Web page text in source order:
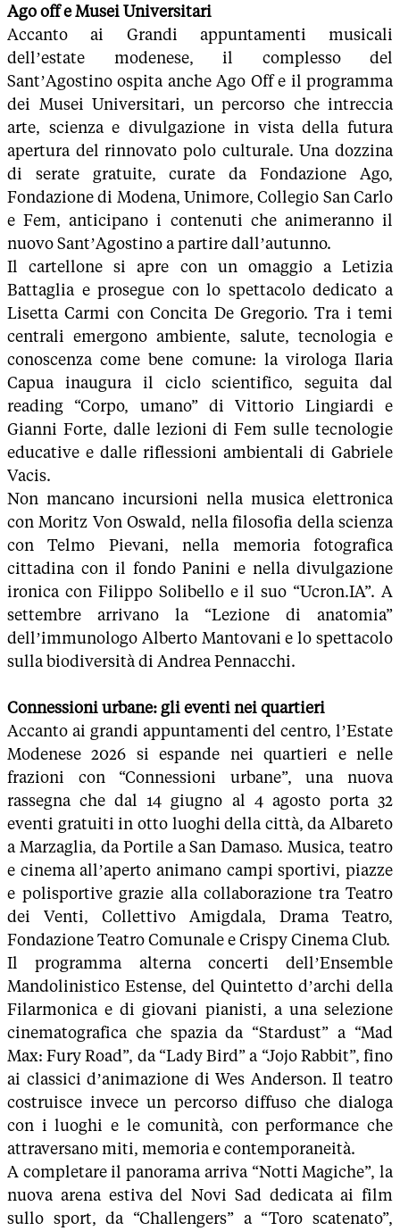
Ago off e Musei Universitari
Accanto ai Grandi appuntamenti musicali
dell’estate modenese, il complesso del
Sant’Agostino ospita anche Ago Off e il programma
dei Musei Universitari, un percorso che intreccia
arte, scienza e divulgazione in vista della futura
apertura del rinnovato polo culturale. Una dozzina
di serate gratuite, curate da Fondazione Ago,
Fondazione di Modena, Unimore, Collegio San Carlo
e Fem, anticipano i contenuti che animeranno il
nuovo Sant’Agostino a partire dall’autunno.
Il cartellone si apre con un omaggio a Letizia
Battaglia e prosegue con lo spettacolo dedicato a
Lisetta Carmi con Concita De Gregorio. Tra i temi
centrali emergono ambiente, salute, tecnologia e
conoscenza come bene comune: la virologa Ilaria
Capua inaugura il ciclo scientifico, seguita dal
reading “Corpo, umano” di Vittorio Lingiardi e
Gianni Forte, dalle lezioni di Fem sulle tecnologie
educative e dalle riflessioni ambientali di Gabriele
Vacis.
Non mancano incursioni nella musica elettronica
con Moritz Von Oswald, nella filosofia della scienza
con Telmo Pievani, nella memoria fotografica
cittadina con il fondo Panini e nella divulgazione
ironica con Filippo Solibello e il suo “Ucron.IA”. A
settembre arrivano la “Lezione di anatomia”
dell’immunologo Alberto Mantovani e lo spettacolo
sulla biodiversità di Andrea Pennacchi.
Connessioni urbane: gli eventi nei quartieri
Accanto ai grandi appuntamenti del centro, l’Estate
Modenese 2026 si espande nei quartieri e nelle
frazioni con “Connessioni urbane”, una nuova
rassegna che dal 14 giugno al 4 agosto porta 32
eventi gratuiti in otto luoghi della città, da Albareto
a Marzaglia, da Portile a San Damaso. Musica, teatro
e cinema all’aperto animano campi sportivi, piazze
e polisportive grazie alla collaborazione tra Teatro
dei Venti, Collettivo Amigdala, Drama Teatro,
Fondazione Teatro Comunale e Crispy Cinema Club.
Il programma alterna concerti dell’Ensemble
Mandolinistico Estense, del Quintetto d’archi della
Filarmonica e di giovani pianisti, a una selezione
cinematografica che spazia da “Stardust” a “Mad
Max: Fury Road”, da “Lady Bird” a “Jojo Rabbit”, fino
ai classici d’animazione di Wes Anderson. Il teatro
costruisce invece un percorso diffuso che dialoga
con i luoghi e le comunità, con performance che
attraversano miti, memoria e contemporaneità.
A completare il panorama arriva “Notti Magiche”, la
nuova arena estiva del Novi Sad dedicata ai film
sullo sport, da “Challengers” a “Toro scatenato”,